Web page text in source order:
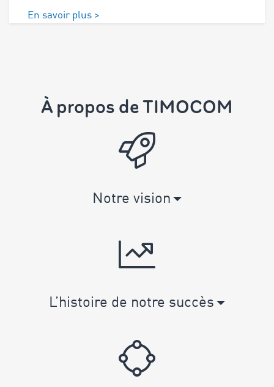
En savoir plus >
À propos de TIMOCOM
Notre vision
L’histoire de notre succès